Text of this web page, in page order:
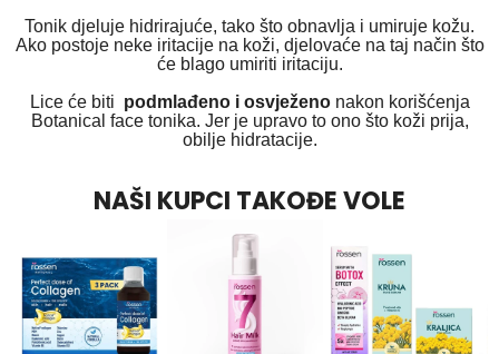
Tonik djeluje hidrirajuće, tako što obnavlja i umiruje kožu.
Ako postoje neke iritacije na koži, djelovaće na taj način što
će blago umiriti iritaciju.
Lice će biti podmlađeno i osvježeno nakon korišćenja
Botanical face tonika. Jer je upravo to ono što koži prija,
obilje hidratacije.
NAŠI KUPCI TAKOĐE VOLE